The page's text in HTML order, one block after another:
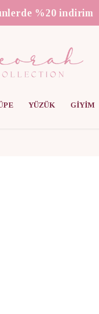
ücretsiz kargo
YÜZÜK GİYİM